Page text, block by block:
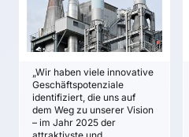
„Wir haben viele innovative
Geschäftspotenziale
identifiziert, die uns auf
dem Weg zu unserer Vision
– im Jahr 2025 der
ZIELE
Identifikation
innovativer Ansätze
Best-Practice
Unternehmen anderer
Branchen zu
Produkten,